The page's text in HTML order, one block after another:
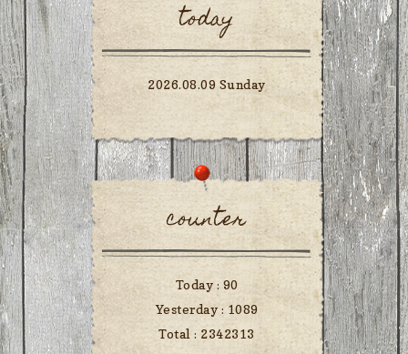
today
2026.08.09 Sunday
counter
Today : 90
Yesterday : 1089
Total : 2342313